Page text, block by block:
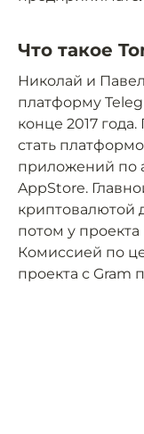
Что такое
Николай и
платформу
конце 2017
стать
приложений по
AppStore.
криптовалютой
потом у
Комиссией по
проекта с Gram